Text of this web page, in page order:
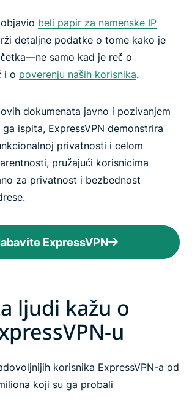
beli papir za namenske IP
detaljne podatke o tome kako je
samo kad je reč o
i o poverenju naših korisnika.
dokumenata javno i pozivanjem
ispita, ExpressVPN demonstrira
privatnosti i celom
pružajući korisnicima
za privatnost i bezbednost
ExpressVPN
ljudi kažu o
u
korisnika ExpressVPN-a od
koji su ga probali